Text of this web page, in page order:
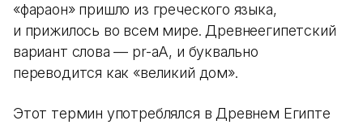
«фараон» пришло из греческого языка,
и прижилось во всем мире. Древнеегипетский
вариант слова — pr-aА, и буквально
переводится как «великий дом».
Этот термин употреблялся в Древнем Египте